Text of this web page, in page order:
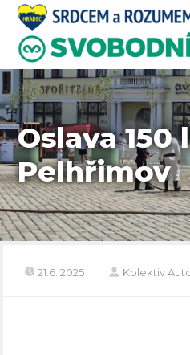
Oslava 150
Pelhřimov
21.6. 2025 Kolektiv